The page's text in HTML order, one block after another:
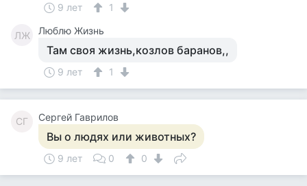
9 лет 1
ЛЖ Люблю Жизнь
Там своя жизнь,козлов баранов,,
9 лет 1
СГ Сергей Гаврилов
Вы о людях или животных?
9 лет 0 0